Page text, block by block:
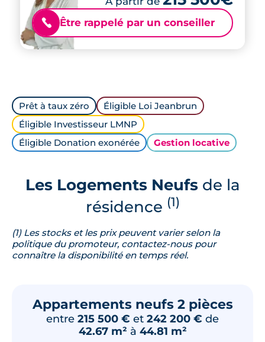
📞 Être rappelé par un conseiller
Prêt à taux zéro
Éligible Loi Jeanbrun
Éligible Investisseur LMNP
Éligible Donation exonérée
Gestion locative
Les Logements Neufsde la
résidence (1)
(1) Les stocks et les prix peuvent varier selon la
politique du promoteur, contactez-nous pour
connaître la disponibilité en temps réel.
Appartements neufs 2 pièces
entre 215 500 € et 242 200 € de
42.67 m² à 44.81 m²